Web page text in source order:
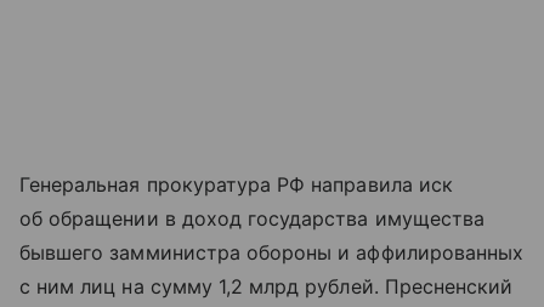
Генеральная прокуратура РФ направила иск
об обращении в доход государства имущества
бывшего замминистра обороны и аффилированных
с ним лиц на сумму 1,2 млрд рублей. Пресненский